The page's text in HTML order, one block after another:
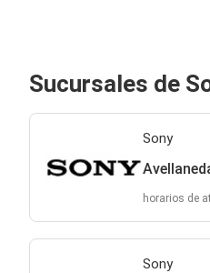
Sucursales de
Sony
horarios de
Sony